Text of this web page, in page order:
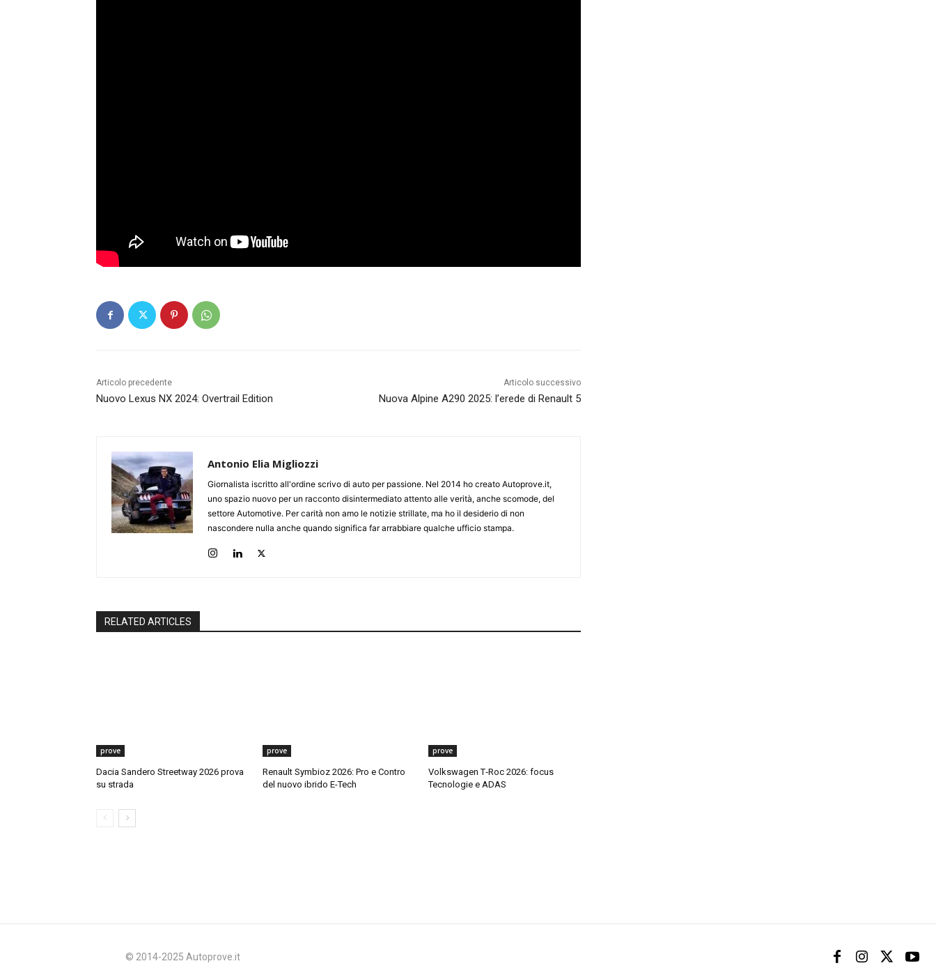
Articolo precedente
Nuovo Lexus NX 2024: Overtrail Edition
Articolo successivo
Nuova Alpine A290 2025: l’erede di Renault 5
Antonio Elia Migliozzi
Giornalista iscritto all'ordine scrivo di auto per passione. Nel 2014 ho creato Autoprove.it,
uno spazio nuovo per un racconto disintermediato attento alle verità, anche scomode, del
settore Automotive. Per carità non amo le notizie strillate, ma ho il desiderio di non
nascondere nulla anche quando significa far arrabbiare qualche ufficio stampa.
RELATED ARTICLES
prove
Dacia Sandero Streetway 2026 prova
su strada
prove
Renault Symbioz 2026: Pro e Contro
del nuovo ibrido E-Tech
prove
Volkswagen T‑Roc 2026: focus
Tecnologie e ADAS
© 2014-2025 Autoprove.it